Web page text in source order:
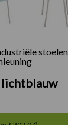
stoelen